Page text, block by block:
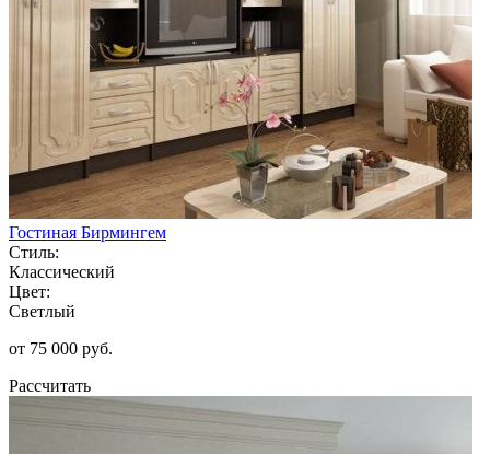
Гостиная Бирмингем
Стиль:
Классический
Цвет:
Светлый
от 75 000 руб.
Рассчитать